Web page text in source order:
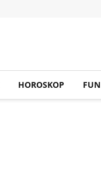
HOROSKOP FUN